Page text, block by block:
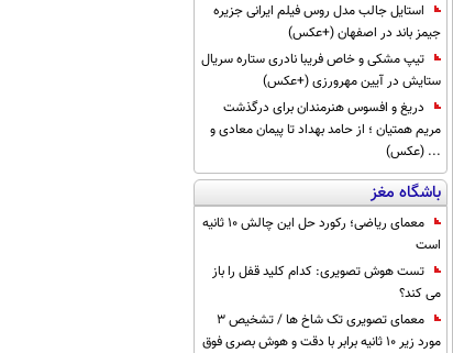
استایل جالب مدل روس فیلم ایرانی جزیره
جیمز باند در اصفهان (+عکس)
تیپ مشکی و خاص فریبا نادری ستاره سریال
ستایش در آیین مهرورزی (+عکس)
دریغ و افسوس هنرمندان برای درگذشت
مریم همتیان ؛ از حامد بهداد تا پیمان معادی و
... (عکس)
باشگاه مغز
معمای ریاضی؛ رکورد حل این چالش 10 ثانیه
است
تست هوش تصویری: کدام کلید قفل را باز
می کند؟
معمای تصویری تک شاخ ها / تشخیص 3
مورد زیر 10 ثانیه برابر با دقت و هوش بصری فوق